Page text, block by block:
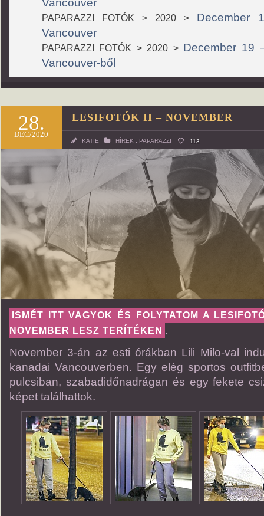
Vancouver
PAPARAZZI FOTÓK > 2020 > December
Vancouver
PAPARAZZI FOTÓK > 2020 > December 19
Vancouver-ből
28.
DEC/2020
LESIFOTÓK II – NOVEMBER
KATIE HÍREK PAPARAZZI 113
ISMÉT ITT VAGYOK ÉS FOLYTATOM A
NOVEMBER LESZ TERÍTÉKEN .
November 3-án az esti órákban Lili Milo-val
kanadai Vancouverben. Egy elég sportos
pulcsiban, szabadidőnadrágan és egy fekete
képet találhattok.